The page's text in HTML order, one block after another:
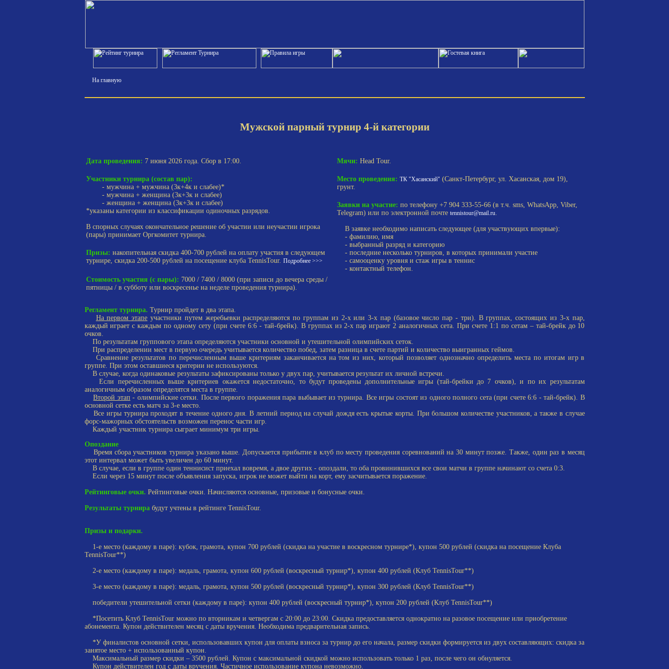
На главную
Мужской парный турнир 4-й категории
Дата проведения: 7 июня 2026 года. Сбор в 17:00.
Участники турнира (состав пар):
- мужчина + мужчина (3к+4к и слабее)*
- мужчина + женщина (3к+3к и слабее)
- женщина + женщина (3к+3к и слабее)
*указаны категории из классификации одиночных разрядов.
В спорных случаях окончательное решение об участии или неучастии игрока
(пары) принимает Оргкомитет турнира.
Призы: накопительная скидка 400-700 рублей на оплату участия в следующем
турнире, скидка 200-500 рублей на посещение клуба TennisTour. Подробнее >>>
Стоимость участия (с пары): 7000 / 7400 / 8000 (при записи до вечера среды /
пятницы / в субботу или воскресенье на неделе проведения турнира).
Мячи: Head Tour.
Место проведения: ТК "Хасанский" (Санкт-Петербург, ул. Хасанская, дом 19),
грунт.
Заявки на участие: по телефону +7 904 333-55-66 (в т.ч. sms, WhatsApp, Viber,
Telegram) или по электронной почте tennistour@mail.ru.
В заявке необходимо написать следующее (для участвующих впервые):
- фамилию, имя
- выбранный разряд и категорию
- последние несколько турниров, в которых принимали участие
- самооценку уровня и стаж игры в теннис
- контактный телефон.
Регламент турнира. Турнир пройдет в два этапа.
На первом этапе участники путем жеребьевки распределяются по группам из 2-х или 3-х пар (базовое число пар - три). В группах, состоящих из 3-х пар,
каждый играет с каждым по одному сету (при счете 6:6 - тай-брейк). В группах из 2-х пар играют 2 аналогичных сета. При счете 1:1 по сетам – тай-брейк до 10
очков.
По результатам группового этапа определяются участники основной и утешительной олимпийских сеток.
При распределении мест в первую очередь учитывается количество побед, затем разница в счете партий и количество выигранных геймов.
Сравнение результатов по перечисленным выше критериям заканчивается на том из них, который позволяет однозначно определить места по итогам игр в
группе. При этом оставшиеся критерии не используются.
В случае, когда одинаковые результаты зафиксированы только у двух пар, учитывается результат их личной встречи.
Если перечисленных выше критериев окажется недостаточно, то будут проведены дополнительные игры (тай-брейки до 7 очков), и по их результатам
аналогичным образом определятся места в группе.
Второй этап - олимпийские сетки. После первого поражения пара выбывает из турнира. Все игры состоят из одного полного сета (при счете 6:6 - тай-брейк). В
основной сетке есть матч за 3-е место.
Все игры турнира проходят в течение одного дня. В летний период на случай дождя есть крытые корты. При большом количестве участников, а также в случае
форс-мажорных обстоятельств возможен перенос части игр.
Каждый участник турнира сыграет минимум три игры.
Опоздание
Время сбора участников турнира указано выше. Допускается прибытие в клуб по месту проведения соревнований на 30 минут позже. Также, один раз в месяц
этот интервал может быть увеличен до 60 минут.
В случае, если в группе один теннисист приехал вовремя, а двое других - опоздали, то оба провинившихся все свои матчи в группе начинают со счета 0:3.
Если через 15 минут после объявления запуска, игрок не может выйти на корт, ему засчитывается поражение.
Рейтинговые очки. Рейтинговые очки. Начисляются основные, призовые и бонусные очки.
Результаты турнирабудут учтены в рейтинге TennisTour.
Призы и подарки.
1-е место (каждому в паре): кубок, грамота, купон 700 рублей (скидка на участие в воскресном турнире*), купон 500 рублей (скидка на посещение Клуба
TennisTour**)
2-е место (каждому в паре): медаль, грамота, купон 600 рублей (воскресный турнир*), купон 400 рублей (Клуб TennisTour**)
3-е место (каждому в паре): медаль, грамота, купон 500 рублей (воскресный турнир*), купон 300 рублей (Клуб TennisTour**)
победители утешительной сетки (каждому в паре): купон 400 рублей (воскресный турнир*), купон 200 рублей (Клуб TennisTour**)
*Посетить Клуб TennisTour можно по вторникам и четвергам с 20:00 до 23:00. Скидка предоставляется однократно на разовое посещение или приобретение
абонемента. Купон действителен месяц с даты вручения. Необходима предварительная запись.
*У финалистов основной сетки, использовавших купон для оплаты взноса за турнир до его начала, размер скидки формируется из двух составляющих: скидка за
занятое место + использованный купон.
Максимальный размер скидки – 3500 рублей. Купон с максимальной скидкой можно использовать только 1 раз, после чего он обнуляется.
Купон действителен год с даты вручения. Частичное использование купона невозможно.